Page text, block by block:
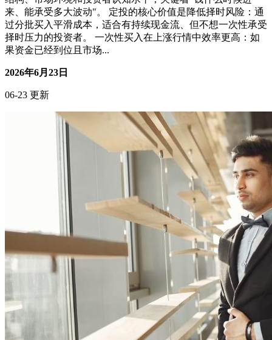
H5互动开发外包还是自己做？性价比分析来了
搞钱副业
核心摘要 H5互动开发的外包与自研选择取决于项目需求、团
队能力和预算。 小型或一次性项目适合外包，大型或长期项
目可考虑自研。 技术门槛、维护成本和定制需求是关键决策
因素。 一、引言 随着模特赛事运营的数字化转型，H5互动页
面成为提升用户体验和赛事参与度的重要工具。然而，赛事运
营方在面临H5互动开发时，常常...
2026年6月25日
06-25 更新